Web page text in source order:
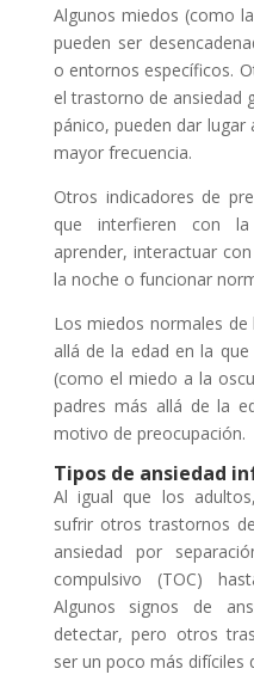
Algunos miedos (como
pueden ser
o entornos específicos.
el trastorno de ansiedad
pánico, pueden dar
mayor frecuencia.
Otros indicadores de
que interfieren con
aprender, interactuar
la noche o funcionar
Los miedos normales
allá de la edad en la
(como el miedo a la
padres más allá de la
motivo de preocupación.
Tipos de ansiedad
Al igual que los
sufrir otros trastornos
ansiedad por
compulsivo (TOC)
Algunos signos de
detectar, pero otros
ser un poco más difíciles